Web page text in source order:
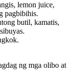
lemon juice,
pagbibihis.
butil, kamatis,
ng mga olibo at